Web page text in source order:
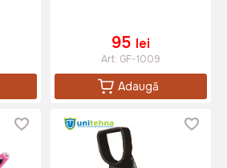
95 lei
Art: GF-1009
Adaugă